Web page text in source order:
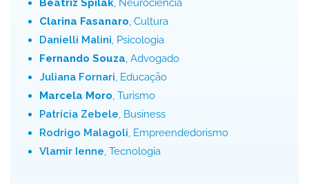
Beatriz Spilak, Neurociência
Clarina Fasanaro, Cultura
Danielli Malini, Psicologia
Fernando Souza, Advogado
Juliana Fornari, Educação
Marcela Moro, Turismo
Patrícia Zebele, Business
Rodrigo Malagoli, Empreendedorismo
Vlamir Ienne, Tecnologia